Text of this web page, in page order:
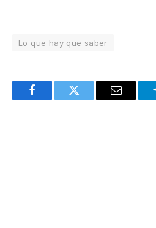
Lo que hay que saber
FacebookTwitter Email